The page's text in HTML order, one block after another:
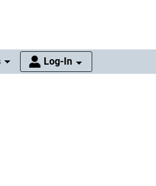
Log-In